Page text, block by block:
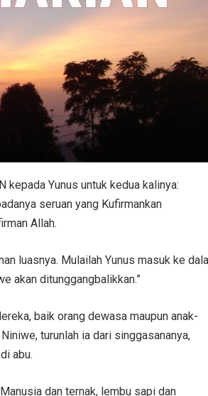
kepada Yunus untuk kedua kalinya:
seruan yang Kufirmankan
Allah.
luasnya. Mulailah Yunus masuk ke
akan ditunggangbalikkan.”
baik orang dewasa maupun anak-
turunlah ia dari singgasananya,
abu.
dan ternak, lembu sapi dan